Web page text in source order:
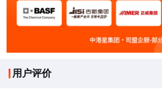
用户评价